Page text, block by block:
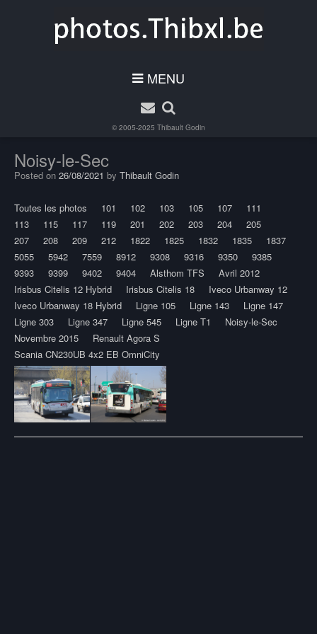
MENU
© 2005-2025 Thibault Godin
Noisy-le-Sec
Posted on 26/08/2021 by Thibault Godin
Toutes les photos 101 102 103 105 107
111
113
115 117 119 201 202 203 204
205
207
208 209 212 1822 1825 1832 1835
1837
5055
5942 7559 8912 9308 9316 9350
9385
9393
9399 9402 9404 Alsthom TFS
Avril 2012
Irisbus Citelis 12 Hybrid
Irisbus Citelis 18
Iveco Urbanway 12
Iveco Urbanway 18 Hybrid
Ligne 105 Ligne 143
Ligne 147
Ligne 303
Ligne 347 Ligne 545 Ligne T1
Noisy-le-Sec
Novembre 2015
Renault Agora S
Scania CN230UB 4x2 EB OmniCity
Post